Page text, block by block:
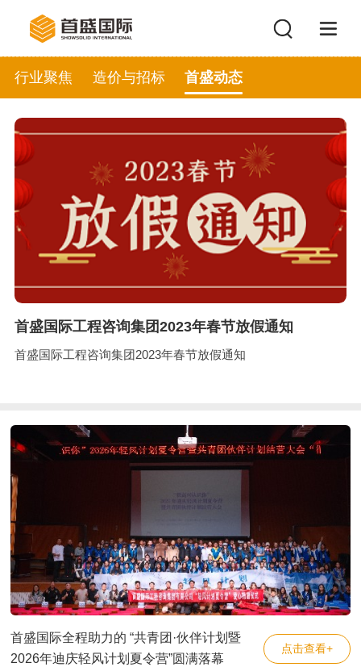
行业聚焦 造价与招标 首盛动态
首盛国际工程咨询集团2023年春节放假通知
首盛国际工程咨询集团2023年春节放假通知
首盛国际全程助力的 “共青团·伙伴计划暨
2026年迪庆轻风计划夏令营”圆满落幕
点击查看+